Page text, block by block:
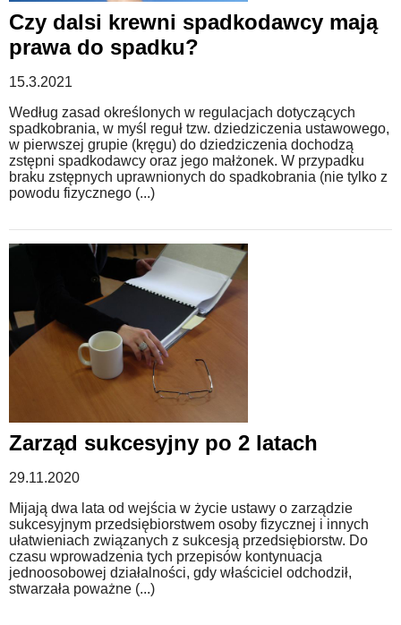
Czy dalsi krewni spadkodawcy mają
prawa do spadku?
15.3.2021
Według zasad określonych w regulacjach dotyczących
spadkobrania, w myśl reguł tzw. dziedziczenia ustawowego,
w pierwszej grupie (kręgu) do dziedziczenia dochodzą
zstępni spadkodawcy oraz jego małżonek. W przypadku
braku zstępnych uprawnionych do spadkobrania (nie tylko z
powodu fizycznego (...)
Zarząd sukcesyjny po 2 latach
29.11.2020
Mijają dwa lata od wejścia w życie ustawy o zarządzie
sukcesyjnym przedsiębiorstwem osoby fizycznej i innych
ułatwieniach związanych z sukcesją przedsiębiorstw. Do
czasu wprowadzenia tych przepisów kontynuacja
jednoosobowej działalności, gdy właściciel odchodził,
stwarzała poważne (...)